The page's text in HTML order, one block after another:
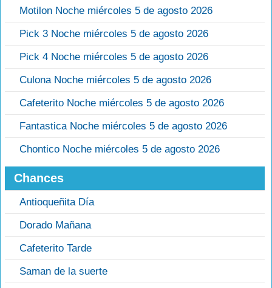
Motilon Noche miércoles 5 de agosto 2026
Pick 3 Noche miércoles 5 de agosto 2026
Pick 4 Noche miércoles 5 de agosto 2026
Culona Noche miércoles 5 de agosto 2026
Cafeterito Noche miércoles 5 de agosto 2026
Fantastica Noche miércoles 5 de agosto 2026
Chontico Noche miércoles 5 de agosto 2026
Chances
Antioqueñita Día
Dorado Mañana
Cafeterito Tarde
Saman de la suerte